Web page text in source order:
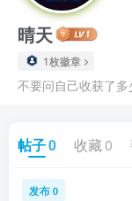
晴天
1枚徽章
不要问自己收获了
帖子0 收藏 0
发布 0